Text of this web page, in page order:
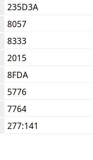
235D3A
8057
8333
2015
8FDA
5776
7764
277:141